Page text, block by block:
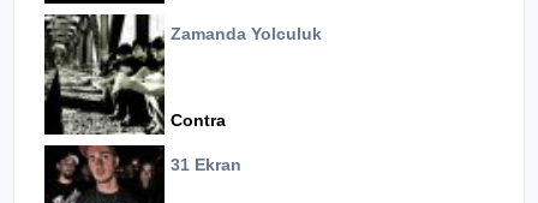
Zamanda Yolculuk
Contra
31 Ekran